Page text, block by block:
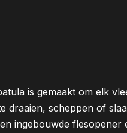
is gemaakt om elk
draaien, scheppen of
ingebouwde flesopener